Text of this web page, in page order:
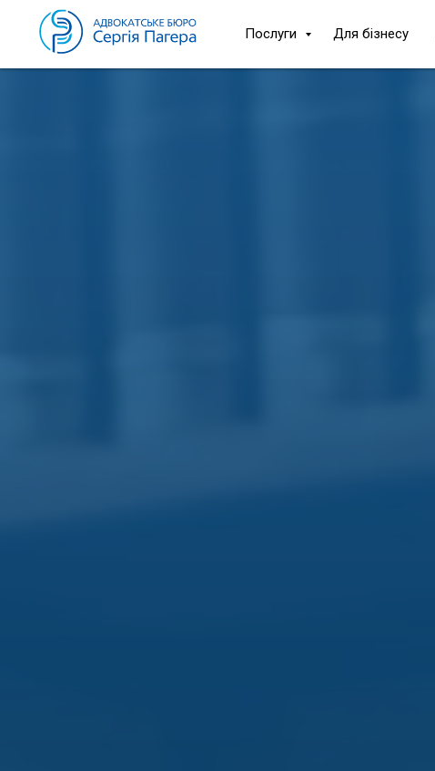
Послуги Для бізнесу